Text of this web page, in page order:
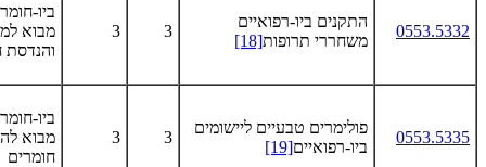
0553.5332
התקנים ביו-רפואיים
משחררי תרופות[18]
3
3
ביו-
מבוא
והנדסת
0553.5335
פולימרים טבעיים ליישומים
ביו-רפואיים[19]
3
3
ביו-
מבוא
חומרים